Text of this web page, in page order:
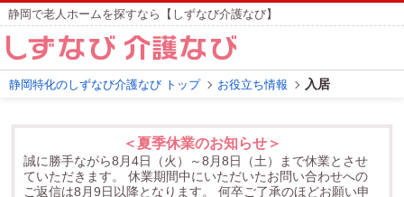
静岡で老人ホームを探すなら【しずなび介護なび】
静岡特化のしずなび介護なび トップ お役立ち情報 入居
＜夏季休業のお知らせ＞
誠に勝手ながら8月4日（火）～8月8日（土）まで休業とさせ
ていただきます。
休業期間中にいただいたお問い合わせへの
ご返信は8月9日以降となります。
何卒ご了承のほどお願い申